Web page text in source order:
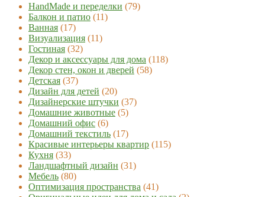
HandMade и переделки (79)
Балкон и патио (11)
Ванная (17)
Визуализация (11)
Гостиная (32)
Декор и аксессуары для дома (118)
Декор стен, окон и дверей (58)
Детская (37)
Дизайн для детей (20)
Дизайнерские штучки (37)
Домашние животные (5)
Домашний офис (6)
Домашний текстиль (17)
Красивые интерьеры квартир (115)
Кухня (33)
Ландшафтный дизайн (31)
Мебель (80)
Оптимизация пространства (41)